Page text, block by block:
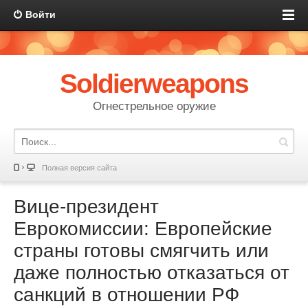
Войти
Soldierweapons
Огнестрельное оружие
Полная версия сайта
Вице-президент
Еврокомиссии: Европейские
страны готовы смягчить или
даже полностью отказаться от
санкций в отношении РФ